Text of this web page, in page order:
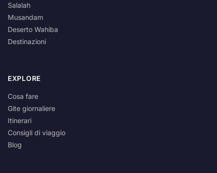
Salalah
Musandam
Deserto Wahiba
Destinazioni
EXPLORE
Cosa fare
Gite giornaliere
Itinerari
Consigli di viaggio
Blog